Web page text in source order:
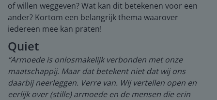
of willen weggeven? Wat kan dit betekenen voor een
ander? Kortom een belangrijk thema waarover
iedereen mee kan praten!
Quiet
“Armoede is onlosmakelijk verbonden met onze
maatschappij. Maar dat betekent niet dat wij ons
daarbij neerleggen. Verre van. Wij vertellen open en
eerlijk over (stille) armoede en de mensen die erin